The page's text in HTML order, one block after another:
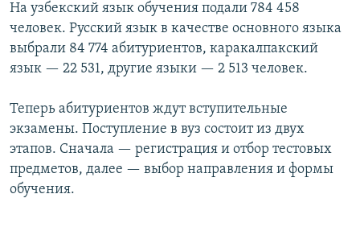
На узбекский язык обучения подали 784 458
человек. Русский язык в качестве основного языка
выбрали 84 774 абитуриентов, каракалпакский
язык — 22 531, другие языки — 2 513 человек.
Теперь абитуриентов ждут вступительные
экзамены. Поступление в вуз состоит из двух
этапов. Сначала — регистрация и отбор тестовых
предметов, далее — выбор направления и формы
обучения.